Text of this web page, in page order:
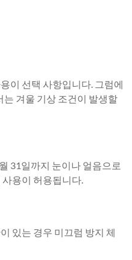
이 선택 사항입니다. 그럼에
는 겨울 기상 조건이 발생할
31일까지 눈이나 얼음으로
용이 허용됩니다.
있는 경우 미끄럼 방지 체